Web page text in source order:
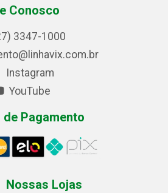
Conosco
3347-1000
Instagram
YouTube
de Pagamento
Nossas Lojas